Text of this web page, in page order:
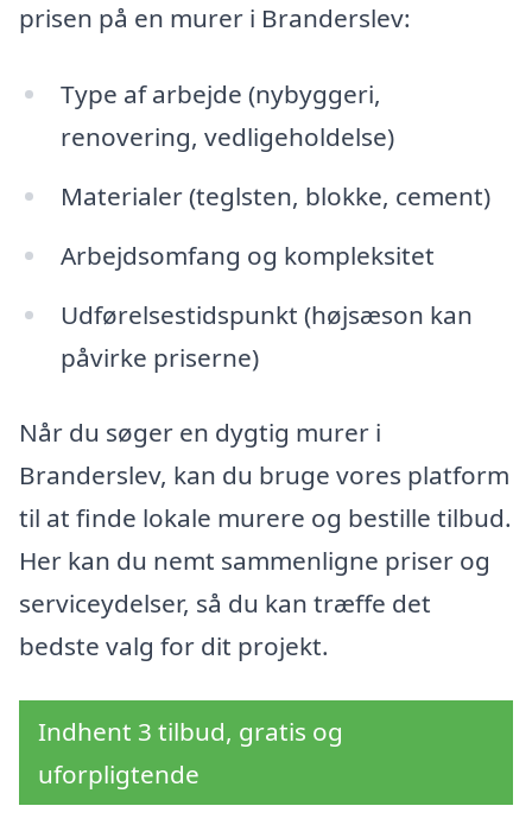
prisen på en murer i Branderslev:
Type af arbejde (nybyggeri,
renovering, vedligeholdelse)
Materialer (teglsten, blokke, cement)
Arbejdsomfang og kompleksitet
Udførelsestidspunkt (højsæson kan
påvirke priserne)
Når du søger en dygtig murer i
Branderslev, kan du bruge vores platform
til at finde lokale murere og bestille tilbud.
Her kan du nemt sammenligne priser og
serviceydelser, så du kan træffe det
bedste valg for dit projekt.
Indhent 3 tilbud, gratis og
uforpligtende